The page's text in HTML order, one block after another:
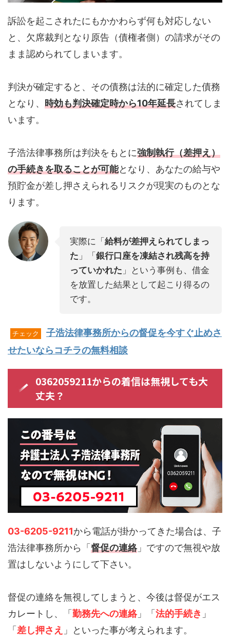
訴訟を起こされたにもかかわらず何も対応しない
と、欠席裁判となり原告（債権者側）の請求がその
まま認められてしまいます。
判決が確定すると、その債務は法的に確定した債務
となり、 時効も判決確定時から10年延長されてしま
います。
子浩法律事務所は判決をもとに強制執行（差押え）
の手続きを取ることが可能となり、あなたの給与や
預貯金が差し押さえられるリスクが現実のものとな
ります。
実際に「給料が差押えられてしまっ
た 」「銀行口座を凍結され残高を持
っていかれた 」という事例も、借金
を放置した結果として起こり得るの
です。
チェック
子浩法律事務所からの督促を今すぐ止めさ
せたいならコチラの無料相談
0362059211からの着信は無視しても大
丈夫？
03-6205-9211から電話が掛かってきた場合は、子
浩法律事務所から「 督促の連絡」ですので無視や放
置はしないようにして下さい。
督促の連絡を無視してしまうと、今後は督促がエス
カレートし、「 勤務先への連絡」「 法的手続き 」
「 差し押さえ 」といった事が考えられます。